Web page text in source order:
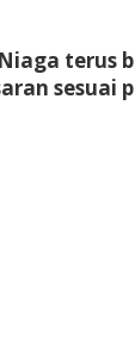
terus
sesuai